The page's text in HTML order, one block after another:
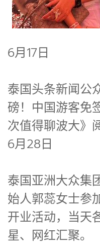
6月17日
泰国头条新闻公
磅！中国游客免
次值得聊波大》
6月28日
泰国亚洲大众集
始人郭蕊女士参
开业活动，当天
星、网红汇聚。